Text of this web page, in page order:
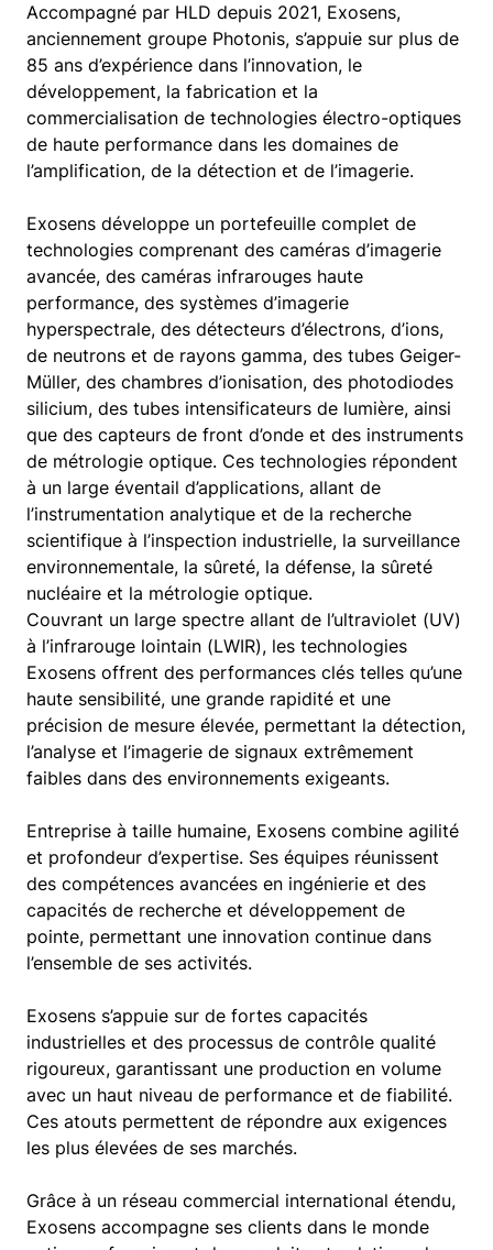
Accompagné par HLD depuis 2021, Exosens,
anciennement groupe Photonis, s’appuie sur plus de
85 ans d’expérience dans l’innovation, le
développement, la fabrication et la
commercialisation de technologies électro-optiques
de haute performance dans les domaines de
l’amplification, de la détection et de l’imagerie.
Exosens développe un portefeuille complet de
technologies comprenant des caméras d’imagerie
avancée, des caméras infrarouges haute
performance, des systèmes d’imagerie
hyperspectrale, des détecteurs d’électrons, d’ions,
de neutrons et de rayons gamma, des tubes Geiger-
Müller, des chambres d’ionisation, des photodiodes
silicium, des tubes intensificateurs de lumière, ainsi
que des capteurs de front d’onde et des instruments
de métrologie optique. Ces technologies répondent
à un large éventail d’applications, allant de
l’instrumentation analytique et de la recherche
scientifique à l’inspection industrielle, la surveillance
environnementale, la sûreté, la défense, la sûreté
nucléaire et la métrologie optique.
Couvrant un large spectre allant de l’ultraviolet (UV)
à l’infrarouge lointain (LWIR), les technologies
Exosens offrent des performances clés telles qu’une
haute sensibilité, une grande rapidité et une
précision de mesure élevée, permettant la détection,
l’analyse et l’imagerie de signaux extrêmement
faibles dans des environnements exigeants.
Entreprise à taille humaine, Exosens combine agilité
et profondeur d’expertise. Ses équipes réunissent
des compétences avancées en ingénierie et des
capacités de recherche et développement de
pointe, permettant une innovation continue dans
l’ensemble de ses activités.
Exosens s’appuie sur de fortes capacités
industrielles et des processus de contrôle qualité
rigoureux, garantissant une production en volume
avec un haut niveau de performance et de fiabilité.
Ces atouts permettent de répondre aux exigences
les plus élevées de ses marchés.
Grâce à un réseau commercial international étendu,
Exosens accompagne ses clients dans le monde